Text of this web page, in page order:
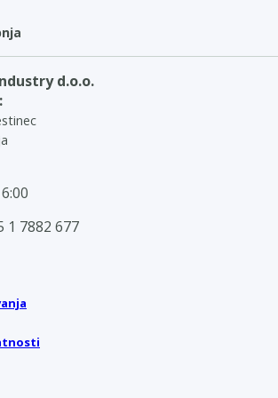
d.o.o.
1 7882 677